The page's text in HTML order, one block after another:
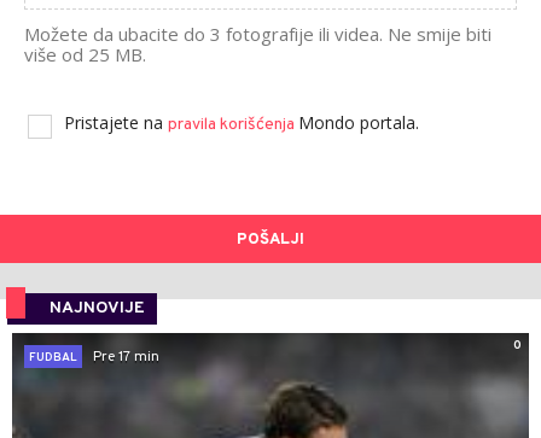
Možete da ubacite do 3 fotografije ili videa. Ne smije biti
više od 25 MB.
Pristajete na pravila korišćenja Mondo portala.
POŠALJI
NAJNOVIJE
0
FUDBAL
Pre 17 min